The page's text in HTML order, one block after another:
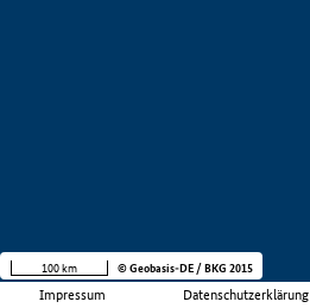
Impressum Datenschutzerklärung
100 km © Geobasis-DE / BKG 2015